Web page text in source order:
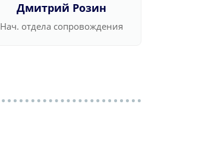
Дмитрий Розин
Нач. отдела сопровождения